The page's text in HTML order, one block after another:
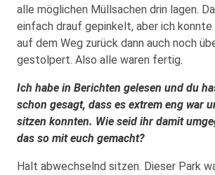
alle möglichen Müllsachen drin lagen.
einfach drauf gepinkelt, aber ich konnte
auf dem Weg zurück dann auch noch
gestolpert. Also alle waren fertig.
Ich habe in Berichten gelesen und du
schon gesagt, dass es extrem eng war
sitzen konnten. Wie seid ihr damit
das so mit euch gemacht?
Halt abwechselnd sitzen. Dieser Park